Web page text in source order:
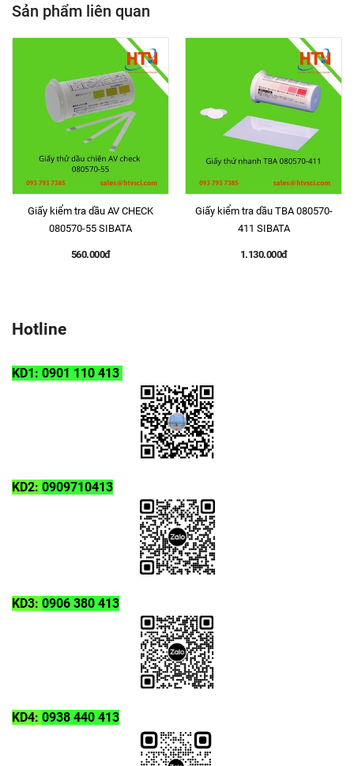
Sản phẩm liên quan
Giấy kiểm tra dầu AV CHECK
080570-55 SIBATA
560.000đ
Giấy kiểm tra dầu TBA 080570-
411 SIBATA
1.130.000đ
Hotline
KD1: 0901 110 413
KD2: 0909710413
KD3: 0906 380 413
KD4: 0938 440 413